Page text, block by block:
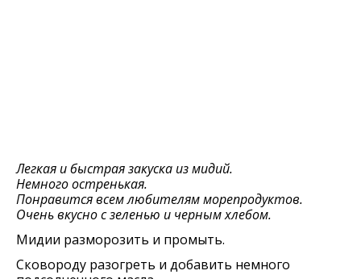
Легкая и быстрая закуска из мидий.
Немного остренькая.
Понравится всем любителям морепродуктов.
Очень вкусно с зеленью и черным хлебом.
Мидии разморозить и промыть.
Сковороду разогреть и добавить немного